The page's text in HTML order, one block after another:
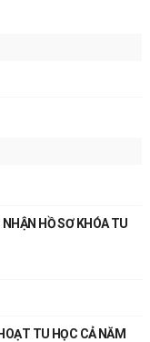
HỒ SƠ KHÓA TU
TU HỌC CẢ NĂM